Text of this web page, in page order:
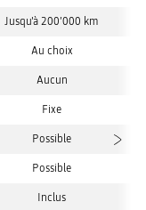
Jusqu'à 200’000 km
Au choix
Aucun
Fixe
Possible
Possible
Inclus